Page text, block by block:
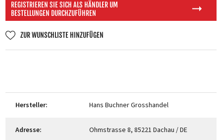
REGISTRIEREN SIE SICH ALS HÄNDLER UM
BESTELLUNGEN DURCHZUFÜHREN
ZUR WUNSCHLISTE HINZUFÜGEN
Hersteller: Hans Buchner Grosshandel
Adresse: Ohmstrasse 8, 85221 Dachau / DE